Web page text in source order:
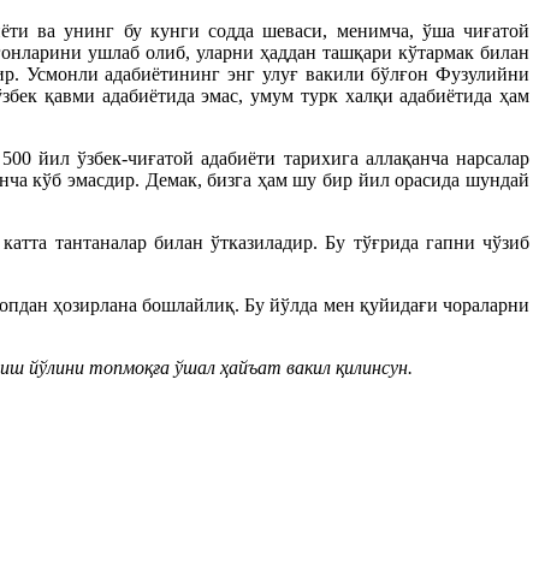
ва унинг бу кунги содда шеваси, менимча, ўша чиғатой
ушлаб олиб, уларни ҳаддан ташқари кўтармак билан
Усмонли адабиётининг энг улуғ вакили бўлғон Фузулийни
қавми адабиётида эмас, умум турк халқи адабиётида ҳам
ўзбек-чиғатой адабиёти тарихига аллақанча нарсалар
кўб эмасдир. Демак, бизга ҳам шу бир йил орасида шундай
тантаналар билан ўтказиладир. Бу тўғрида гапни чўзиб
ҳозирлана бошлайлиқ. Бу йўлда мен қуйидағи чораларни
йўлини топмоқға ўшал ҳайъат вакил қилинсун.